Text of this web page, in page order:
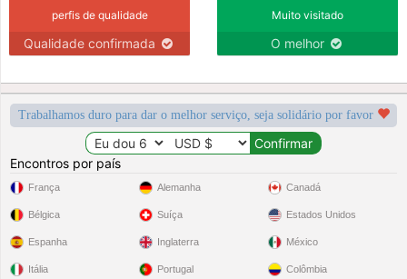
perfis de qualidade
Qualidade confirmada
Muito visitado
O melhor
Trabalhamos duro para dar o melhor serviço, seja solidário por favor
Encontros por país
França
Bélgica
Espanha
Itália
Alemanha
Suíça
Inglaterra
Portugal
Canadá
Estados Unidos
México
Colômbia